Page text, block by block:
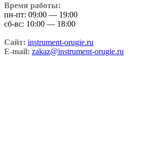
Время работы:
пн-пт: 09:00 — 19:00
сб-вс: 10:00 — 18:00
Сайт: instrument-orugie.ru
E-mail: zakaz@instrument-orugie.ru